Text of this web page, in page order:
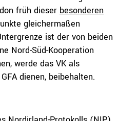
früh dieser besonderen
gleichermaßen
ist der von beiden
Nord-Süd-Kooperation
werde das VK als
dienen, beibehalten.